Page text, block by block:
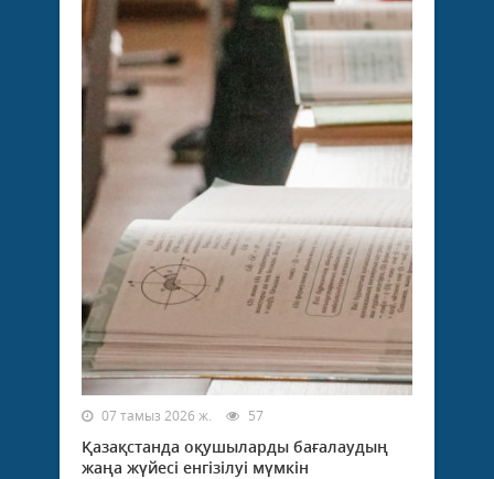
07 тамыз 2026 ж. 57
Қазақстанда оқушыларды бағалаудың
жаңа жүйесі енгізілуі мүмкін